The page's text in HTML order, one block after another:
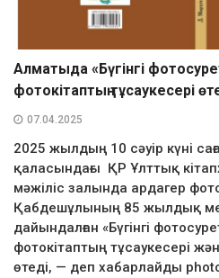
Алматыда «Бүгінгі
фотокітаптың тұсаукесері
07.04.2025
2025 жылдың 10 сәуір күні
қаласындағы ҚР Ұлттық
мәжіліс залында ардагер
Қабдешұлының 85 жылдық
дайындалған «Бүгінгі
фотокітаптың тұсаукесері
өтеді, — деп хабарлайды